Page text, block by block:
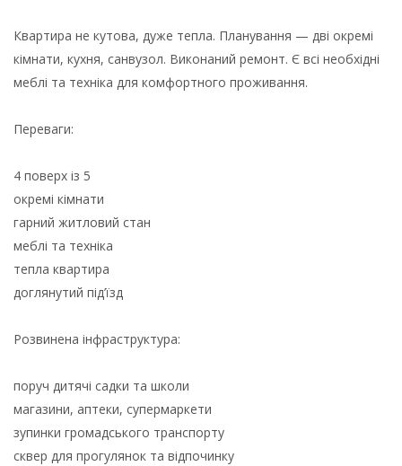
Квартира не кутова, дуже тепла. Планування — дві окремі
кімнати, кухня, санвузол. Виконаний ремонт. Є всі необхідні
меблі та техніка для комфортного проживання.
Переваги:
4 поверх із 5
окремі кімнати
гарний житловий стан
меблі та техніка
тепла квартира
доглянутий під’їзд
Розвинена інфраструктура:
поруч дитячі садки та школи
магазини, аптеки, супермаркети
зупинки громадського транспорту
сквер для прогулянок та відпочинку